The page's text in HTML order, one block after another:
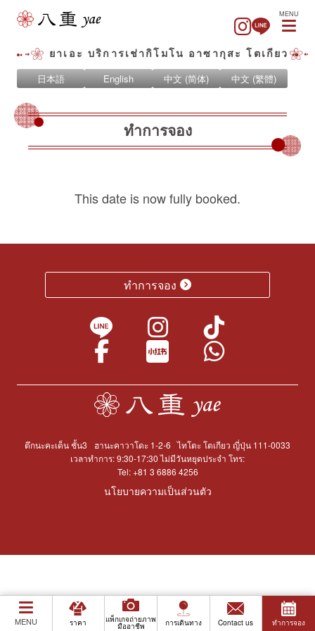
ยาเอะ บริการเช่ากิโมโน อาซากุสะ โตเกียว
日本語 English 中文 (简体) 中文 (繁體)
MENU
MENU ราคา แพ็กเกจถ่ายภาพ
มืออาชีพ การเดินทาง Contact us ทำการจอง
ทำการจอง
This date is now fully booked.
ทำการจอง
ตึกนะคะเด็น ชั้น3 ฮานะคาวาโดะ 1-2-6 ไทโตะ โตเกียว ญี่ปุ่น 111-0033
เวลาทำการ: 9:30-17:30 ไม่มีวันหยุดประจำ โทร:
Tel:+81 3 6886 4256
นโยบายความเป็นส่วนตัว